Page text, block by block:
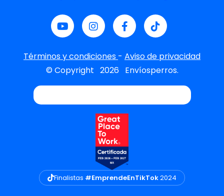
Términos y condiciones - Aviso de privacidad
© Copyright 2026 Envíosperros.
Finalistas #EmprendeEnTikTok2024